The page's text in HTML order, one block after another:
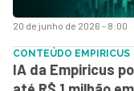
20 de junho de 2026 - 8:00
CONTEÚDO EMPIRICUS
IA da Empiricus